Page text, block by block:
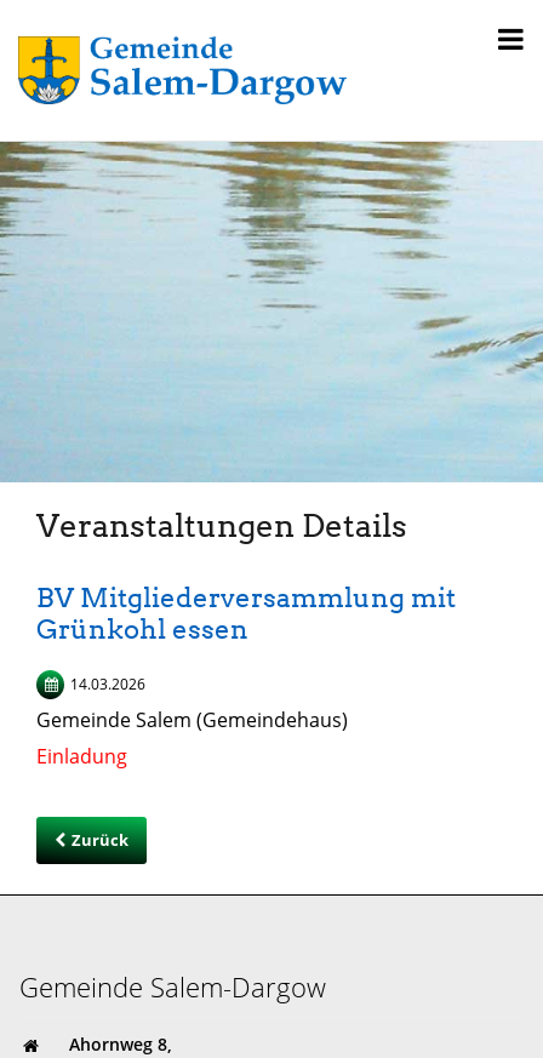
Veranstaltungen Details
BV Mitgliederversammlung mit
Grünkohl essen
14.03.2026
Gemeinde Salem (Gemeindehaus)
Einladung
Zurück
Gemeinde Salem-Dargow
Ahornweg 8,